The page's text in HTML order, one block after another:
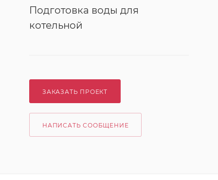
Подготовка воды для
котельной
ЗАКАЗАТЬ ПРОЕКТ
НАПИСАТЬ СООБЩЕНИЕ